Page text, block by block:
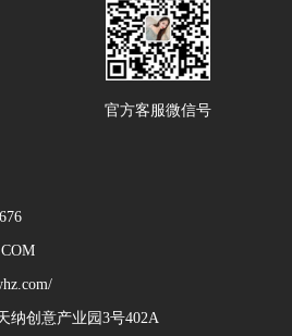
官方客服微信号
纳创意产业园3号402A